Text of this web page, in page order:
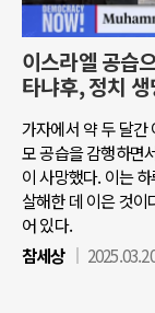
이스라엘 공습
타냐후, 정치
가자에서 약 두 달간
모 공습을 감행하면
이 사망했다. 이는
살해한 데 이은 것이
어 있다.
참세상